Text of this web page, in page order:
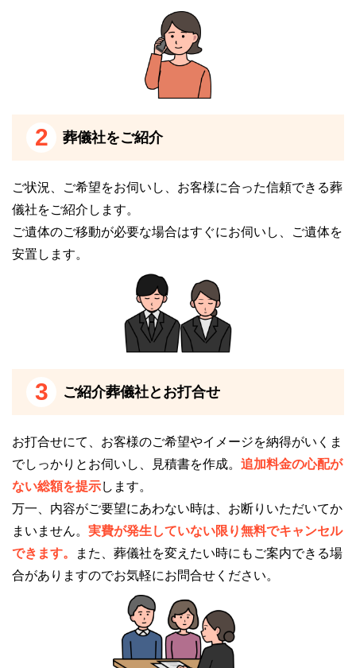
フューネラル・ネット 霞ホールは、宗旨・宗派にと
らわれることなく、無宗教の方も含めてどなたにもご
利用いただける斎場です。
フューネラル・ネット 霞ホールの無料の事前相談を
事前相談の時に「故人をこのように見送りたい」と相
す。
故人やご遺族のご遺志に基づく葬儀のスタイルや、葬
儀費用に関することも含めてご要望に柔軟に対応し、
ご遺族に寄り添った葬儀を執り行います。
フューネラル・ネット 霞ホールはこのような方
におすすめ
トについてご紹介します。
姫路市内にお住まいの方
フューネラル・ネット 霞ホールは、姫路市内・その
近郊（太子町・たつの市・高砂市）にお住いの方にお
すすめの斎場です。
おすすめのポイントには以下のようなものがありま
す。
自社斎場の対象エリアが姫路市内・その近郊（太子
町・たつの市・高砂市）
最寄りの火葬場「名古山斎場」は姫路市民であれば
火葬料・待合室使用料が割安
2 葬儀社をご紹介
ご状況、ご希望をお伺いし、お客様に合った信頼できる葬
儀社をご紹介します。
ご遺体のご移動が必要な場合はすぐにお伺いし、ご遺体を
安置します。
3 ご紹介葬儀社とお打合せ
お打合せにて、お客様のご希望やイメージを納得がいくま
でしっかりとお伺いし、見積書を作成。 追加料金の心配が
ない総額を提示します。
万一、内容がご要望にあわない時は、お断りいただいてか
まいません。 実費が発生していない限り無料でキャンセル
できます。
また、葬儀社を変えたい時にもご案内できる場
合がありますのでお気軽にお問合せください。